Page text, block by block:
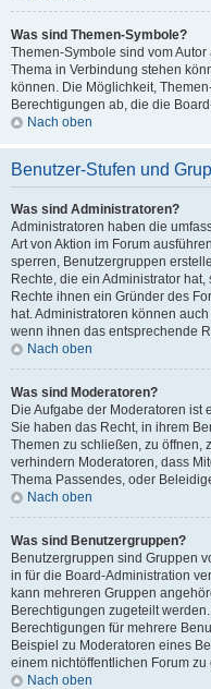
Was sind Themen-Symbole?
Themen-Symbole sind vom
Thema in Verbindung stehen
können. Die Möglichkeit,
Berechtigungen ab, die die
Nach oben
Benutzer-Stufen und
Was sind Administratoren?
Administratoren haben die
Art von Aktion im Forum
sperren, Benutzergruppen
Rechte, die ein Administrator
Rechte ihnen ein Gründer des
hat. Administratoren können
wenn ihnen das entsprechende
Nach oben
Was sind Moderatoren?
Die Aufgabe der Moderatoren ist
Sie haben das Recht, in ihrem
Themen zu schließen, zu öffnen,
verhindern Moderatoren, dass
Thema Passendes, oder
Nach oben
Was sind Benutzergruppen?
Benutzergruppen sind Gruppen
in für die Board-Administration
kann mehreren Gruppen
Berechtigungen zugeteilt
Berechtigungen für mehrere
Beispiel zu Moderatoren eines
einem nichtöffentlichen Forum zu
Nach oben